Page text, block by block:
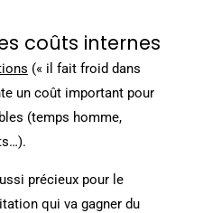
coûts internes
(« il fait froid dans
un coût important pour
(temps homme,
précieux pour le
qui va gagner du